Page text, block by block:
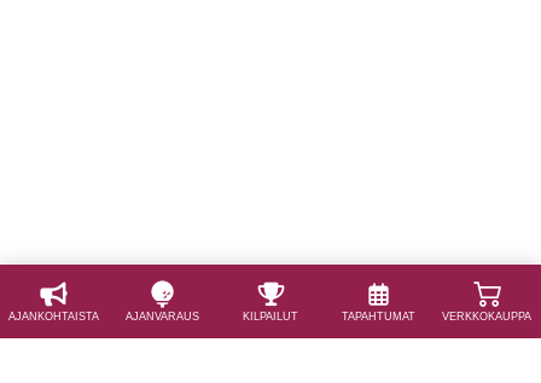
AJAN­KOHTAISTA AJAN­VARAUS KILPAILUT TAPAHTUMAT VERKKOKAUPPA